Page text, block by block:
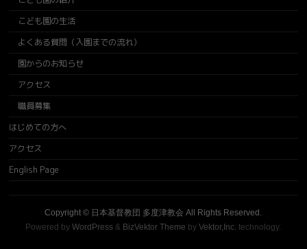
こども園の生活
よくある質問（入園までの流れ）
園からのお知らせ
アクセス
職員募集
はじめての方へ
アクセス
English Page
Copyright © 日本基督教団 多度津教会 All Rights Reserved.
Powered byWordPress & BizVektor Theme byVektor,Inc. technology.